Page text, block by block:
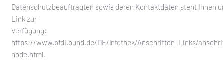
Datenschutzbeauftragten sowie deren Kontaktdaten steht Ihnen
Link zur
Verfügung:
https://www.bfdi.bund.de/DE/Infothek/Anschriften_Links/
node.html.